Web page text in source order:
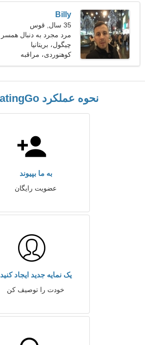
Billy
35 سال, قوس
30
چیگول، بریتانیا
کوهنوردی، مراقبه
نحوه عملکرد GbrDatingGo
به ما بپیوند
عضویت رایگان
یک نمایه جدید ایجاد کنید
خودت را توصیف کن